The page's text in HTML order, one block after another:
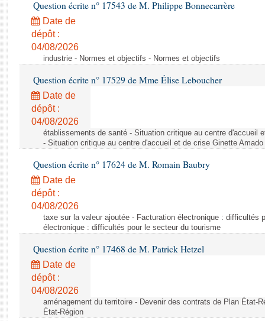
Dossiers législatifs
Budget et sécurité sociale
Questions écrites et orales
Comptes rendus des débats
Question écrite n° 17543 de M. Philippe Bonnecarrère
Date de
dépôt :
04/08/2026
industrie - Normes et objectifs - Normes et objectifs
Question écrite n° 17529 de Mme Élise Leboucher
Date de
dépôt :
04/08/2026
établissements de santé - Situation critique au centre d'accueil
- Situation critique au centre d'accueil et de crise Ginette Amado
Question écrite n° 17624 de M. Romain Baubry
Date de
dépôt :
04/08/2026
taxe sur la valeur ajoutée - Facturation électronique : difficultés
électronique : difficultés pour le secteur du tourisme
Question écrite n° 17468 de M. Patrick Hetzel
Date de
dépôt :
04/08/2026
aménagement du territoire - Devenir des contrats de Plan État-
État-Région